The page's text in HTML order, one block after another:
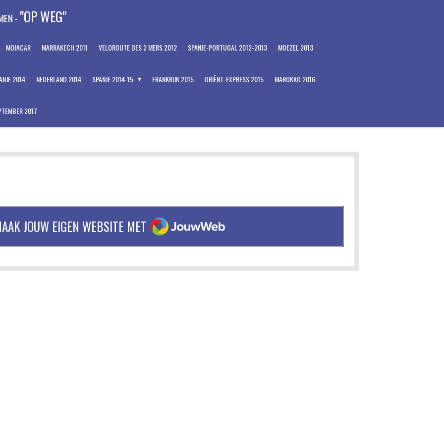
- "OP WEG"
MOJACAR MARRAKECH 2011 VELOROUTE DES 2 MERS 2012 SPANJE-PORTUGAL 2012-2013 MOEZEL 2013
2014 NEDERLAND 2014 SPANJE 2014-15 FRANKRIJK 2015 ORIËNT-EXPRESS 2015 MAROKKO 2016
2017
JOUW EIGEN WEBSITE MET JOUWWEB